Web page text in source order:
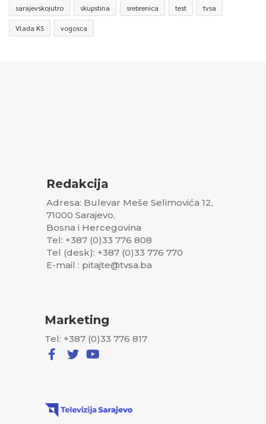
sarajevskojutro skupstina srebrenica test tvsa
Vlada KS vogosca
Redakcija
Adresa: Bulevar Meše Selimovića 12,
71000 Sarajevo,
Bosna i Hercegovina
Tel: +387 (0)33 776 808
Tel (desk): +387 (0)33 776 770
E-mail : pitajte@tvsa.ba
Marketing
Tel: +387 (0)33 776 817